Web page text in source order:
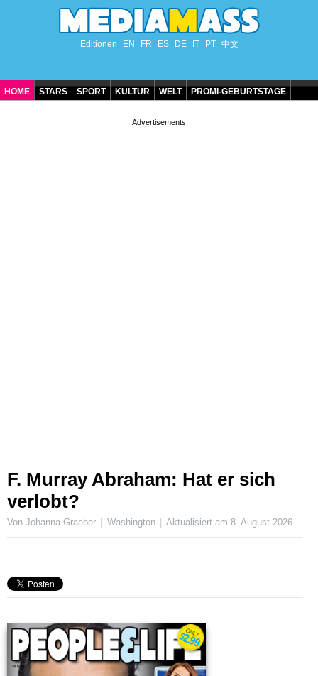
Editionen EN FR ES DE IT PT 中文
HOME STARS SPORT KULTUR WELT PROMI-GEBURTSTAGE
F. Murray Abraham: Hat er sich
verlobt?
Von Johanna Graeber Washington Aktualisiert am8. August 2026